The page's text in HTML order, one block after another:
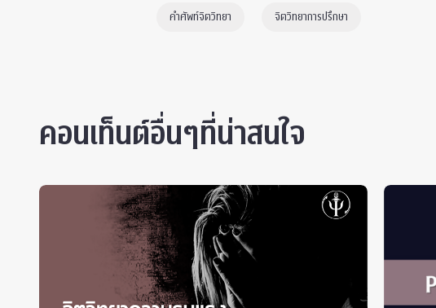
คำศัพท์จิตวิทยา จิตวิทยาการปรึกษา
คอนเท็นต์อื่นๆที่น่าสนใจ